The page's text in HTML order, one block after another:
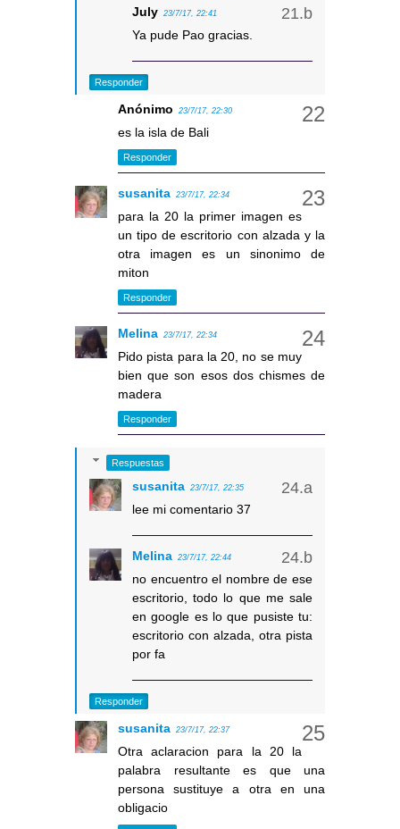
July 23/7/17, 22:41
Ya pude Pao gracias.
Responder
Anónimo 23/7/17, 22:30
es la isla de Bali
Responder
susanita 23/7/17, 22:34
para la 20 la primer imagen es
un tipo de escritorio con alzada y la
otra imagen es un sinonimo de
miton
Responder
Melina 23/7/17, 22:34
Pido pista para la 20, no se muy
bien que son esos dos chismes de
madera
Responder
Respuestas
susanita 23/7/17, 22:35
lee mi comentario 37
Melina 23/7/17, 22:44
no encuentro el nombre de ese
escritorio, todo lo que me sale
en google es lo que pusiste tu:
escritorio con alzada, otra pista
por fa
Responder
susanita 23/7/17, 22:37
Otra aclaracion para la 20 la
palabra resultante es que una
persona sustituye a otra en una
obligacio